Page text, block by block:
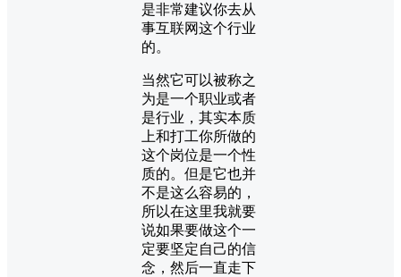
是非常建议你去从
事互联网这个行业
的。
当然它可以被称之
为是一个职业或者
是行业，其实本质
上和打工你所做的
这个岗位是一个性
质的。但是它也并
不是这么容易的，
所以在这里我就要
说如果要做这个一
定要坚定自己的信
念，然后一直走下